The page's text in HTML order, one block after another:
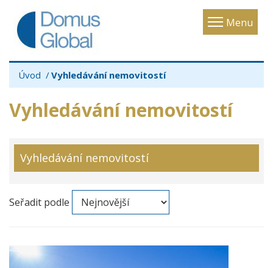
Menu
Toggle
Úvod Vyhledávání nemovitostí
Vyhledávání nemovitostí
Vyhledávání nemovitostí
Seřadit podle